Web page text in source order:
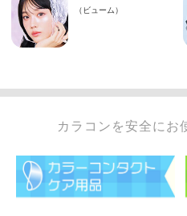
カラコンを安全にお